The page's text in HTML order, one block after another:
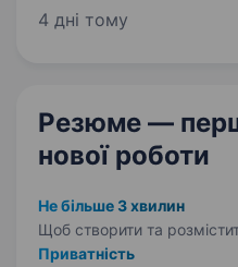
сучасні інструменти
4 дні тому
Резюме —
нової роботи
Не більше 3 хвилин
Щоб створити та
Приватність